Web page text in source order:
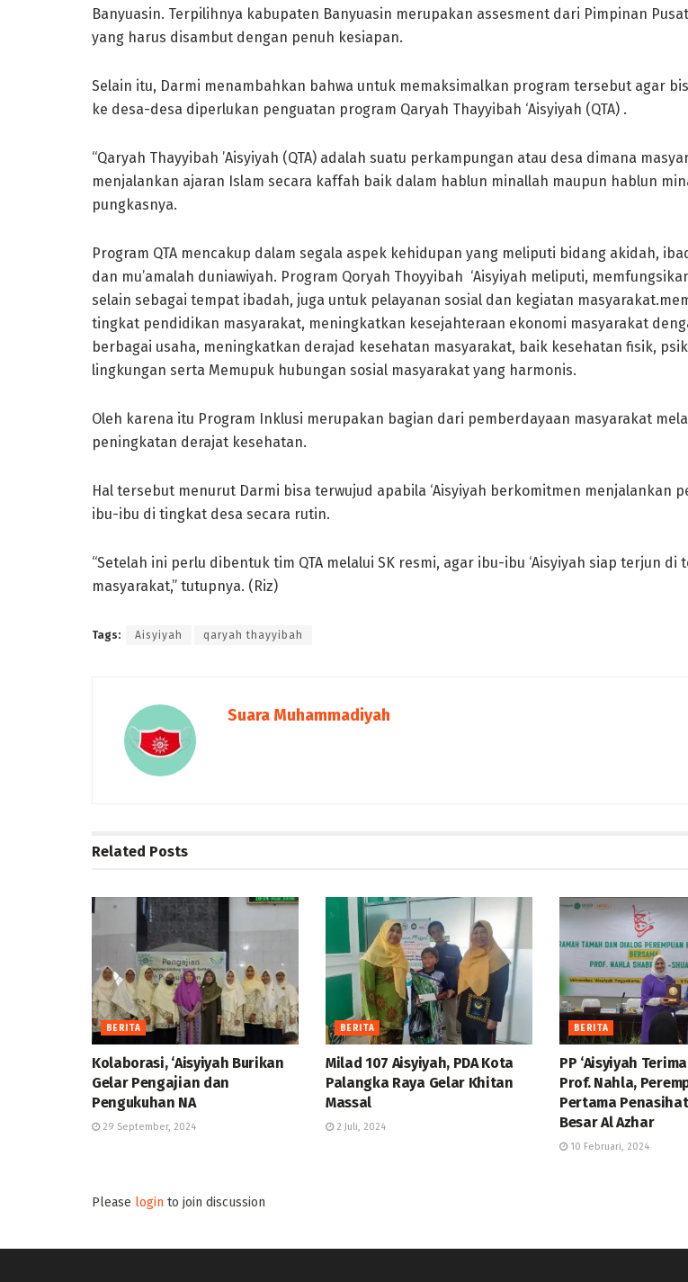
Banyuasin. Terpilihnya kabupaten Banyuasin merupakan assesment dari Pimpinan Pusat
yang harus disambut dengan penuh kesiapan.
Selain itu, Darmi menambahkan bahwa untuk memaksimalkan program tersebut agar
ke desa-desa diperlukan penguatan program Qaryah Thayyibah ‘Aisyiyah (QTA) .
“Qaryah Thayyibah ’Aisyiyah (QTA) adalah suatu perkampungan atau desa dimana
menjalankan ajaran Islam secara kaffah baik dalam hablun minallah maupun hablun
pungkasnya.
Program QTA mencakup dalam segala aspek kehidupan yang meliputi bidang akidah,
dan mu’amalah duniawiyah. Program Qoryah Thoyyibah ‘Aisyiyah meliputi,
selain sebagai tempat ibadah, juga untuk pelayanan sosial dan kegiatan
tingkat pendidikan masyarakat, meningkatkan kesejahteraan ekonomi masyarakat
berbagai usaha, meningkatkan derajad kesehatan masyarakat, baik kesehatan fisik,
lingkungan serta Memupuk hubungan sosial masyarakat yang harmonis.
Oleh karena itu Program Inklusi merupakan bagian dari pemberdayaan masyarakat
peningkatan derajat kesehatan.
Hal tersebut menurut Darmi bisa terwujud apabila ‘Aisyiyah berkomitmen menjalankan
ibu-ibu di tingkat desa secara rutin.
“Setelah ini perlu dibentuk tim QTA melalui SK resmi, agar ibu-ibu ‘Aisyiyah siap terjun di
masyarakat,” tutupnya. (Riz)
Tags: Aisyiyah qaryah thayyibah
Suara Muhammadiyah
Related Posts
BERITA
Kolaborasi, ‘Aisyiyah Burikan
Gelar Pengajian dan
Pengukuhan NA
29 September, 2024
BERITA
Milad 107 Aisyiyah, PDA Kota
Palangka Raya Gelar Khitan
Massal
2 Juli, 2024
BERITA
PP ‘Aisyiyah
Prof. Nahla,
Pertama
Besar Al Azhar
10 Februari, 2024
Please login to join discussion